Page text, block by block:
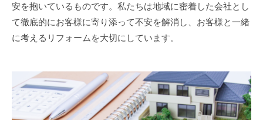
安を抱いているものです。私たちは地域に密着した会社とし
て徹底的にお客様に寄り添って不安を解消し、お客様と一緒
に考えるリフォームを大切にしています。